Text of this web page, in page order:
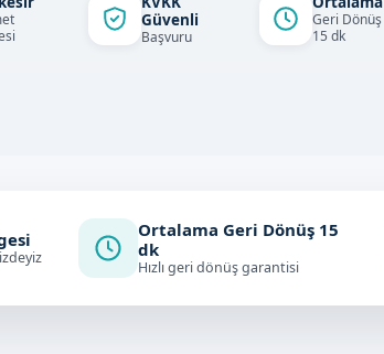
Güvenli
Başvuru
Geri Dönüş
15 dk
Ortalama Geri Dönüş 15
dk
Hızlı geri dönüş garantisi